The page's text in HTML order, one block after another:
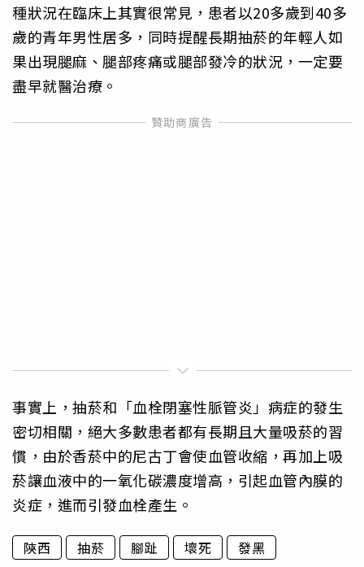
種狀況在臨床上其實很常見，患者以20多歲到40多
歲的青年男性居多，同時提醒長期抽菸的年輕人如
果出現腿麻、腿部疼痛或腿部發冷的狀況，一定要
盡早就醫治療。
事實上，抽菸和「血栓閉塞性脈管炎」病症的發生
密切相關，絕大多數患者都有長期且大量吸菸的習
慣，由於香菸中的尼古丁會使血管收縮，再加上吸
菸讓血液中的一氧化碳濃度增高，引起血管內膜的
炎症，進而引發血栓產生。
陝西 抽菸 腳趾 壞死
發黑